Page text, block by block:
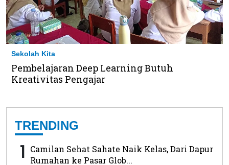
Sekolah Kita
Pembelajaran Deep Learning Butuh
Kreativitas Pengajar
TRENDING
1 Camilan Sehat Sahate Naik Kelas, Dari Dapur
Rumahan ke Pasar Glob...